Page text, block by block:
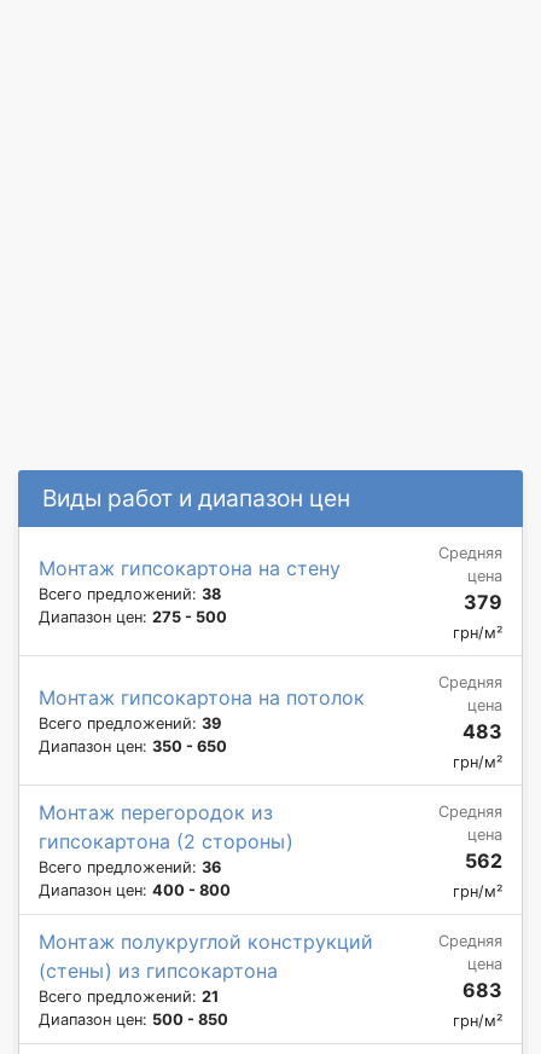
Виды работ и диапазон цен
Монтаж гипсокартона на стену
Всего предложений: 38
Диапазон цен: 275 - 500
Средняя
цена
379
грн/м²
Монтаж гипсокартона на потолок
Всего предложений: 39
Диапазон цен: 350 - 650
Средняя
цена
483
грн/м²
Монтаж перегородок из
гипсокартона (2 стороны)
Всего предложений: 36
Диапазон цен: 400 - 800
Средняя
цена
562
грн/м²
Монтаж полукруглой конструкций
(стены) из гипсокартона
Всего предложений: 21
Диапазон цен: 500 - 850
Средняя
цена
683
грн/м²